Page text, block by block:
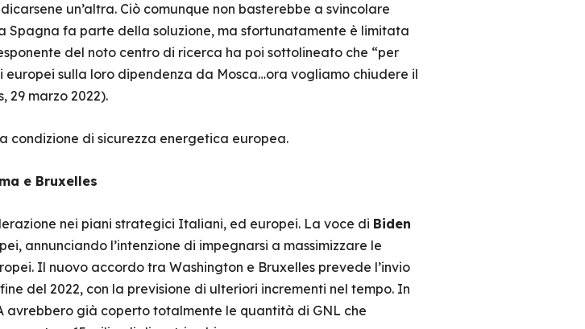
un’altra. Ciò comunque non basterebbe a svincolare
Spagna fa parte della soluzione, ma sfortunatamente è limitata
del noto centro di ricerca ha poi sottolineato che “per
sulla loro dipendenza da Mosca…ora vogliamo chiudere il
29 marzo 2022).
condizione di sicurezza energetica europea.
e Bruxelles
nei piani strategici Italiani, ed europei. La voce di Biden
annunciando l’intenzione di impegnarsi a massimizzare le
Il nuovo accordo tra Washington e Bruxelles prevede l’invio
del 2022, con la previsione di ulteriori incrementi nel tempo. In
già coperto totalmente le quantità di GNL che